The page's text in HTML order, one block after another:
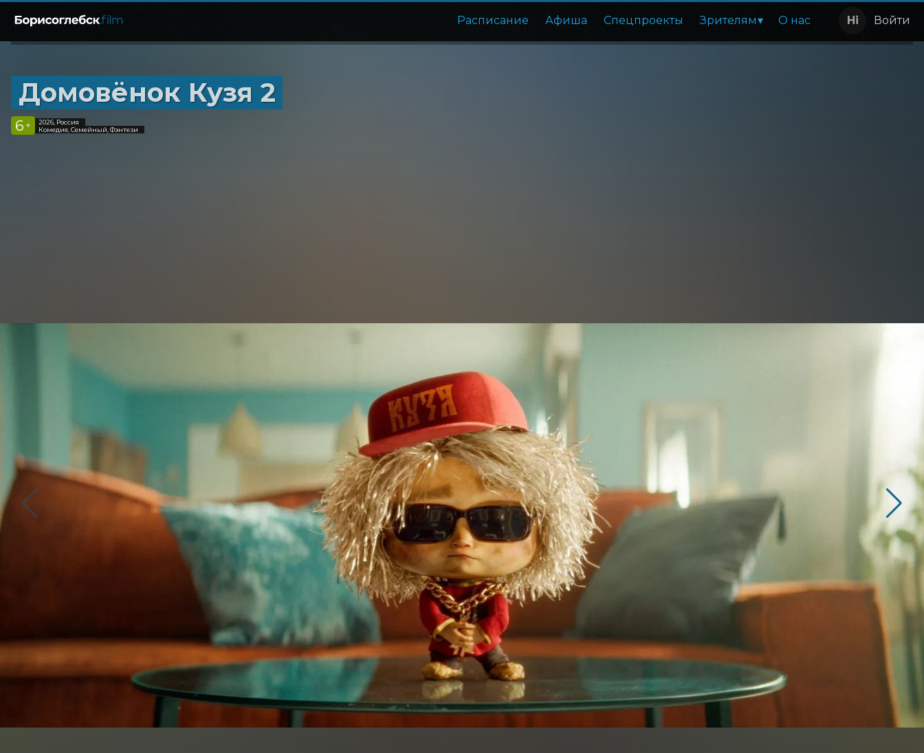
Расписание Афиша Спецпроекты Зрителям О нас Войти
Домовёнок Кузя 2
6 +
2026, Россия
Комедия, Семейный, Фэнтези